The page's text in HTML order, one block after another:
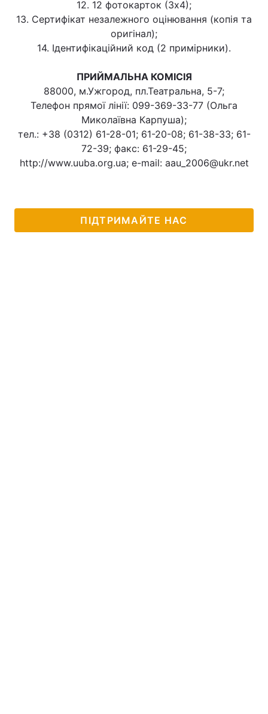
12. 12 фотокарток (3х4);
13. Сертифікат незалежного оцінювання (копія та
оригінал);
14. Ідентифікаційний код (2 примірники).
ПРИЙМАЛЬНА КОМІСІЯ
88000, м.Ужгород, пл.Театральна, 5-7;
Телефон прямої лінії: 099-369-33-77 (Ольга
Миколаївна Карпуша);
тел.: +38 (0312) 61-28-01; 61-20-08; 61-38-33; 61-
72-39; факс: 61-29-45;
http://www.uuba.org.ua; e-mail: aau_2006@ukr.net
ПІДТРИМАЙТЕ НАС